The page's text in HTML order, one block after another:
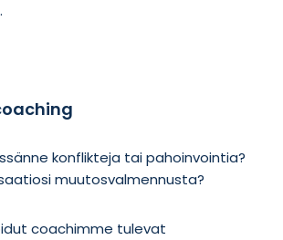
konflikteja tai pahoinvointia?
muutosvalmennusta?
coachimme tulevat